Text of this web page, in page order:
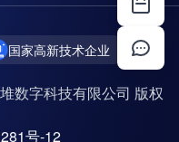
国家高新技术企业
数字科技有限公司 版权
号-12